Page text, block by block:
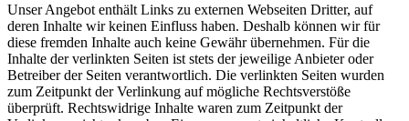
Unser Angebot enthält Links zu externen Webseiten Dritter, auf
deren Inhalte wir keinen Einfluss haben. Deshalb können wir für
diese fremden Inhalte auch keine Gewähr übernehmen. Für die
Inhalte der verlinkten Seiten ist stets der jeweilige Anbieter oder
Betreiber der Seiten verantwortlich. Die verlinkten Seiten wurden
zum Zeitpunkt der Verlinkung auf mögliche Rechtsverstöße
überprüft. Rechtswidrige Inhalte waren zum Zeitpunkt der